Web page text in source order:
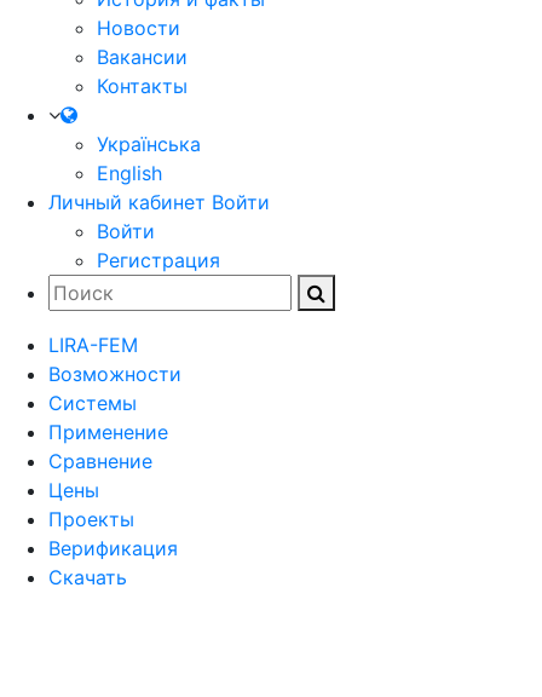
Новости
Вакансии
Контакты
Українська
English
Личный кабинет Войти
Войти
Регистрация
LIRA-FEM
Возможности
Cистемы
Применение
Сравнение
Цены
Проекты
Верификация
Скачать